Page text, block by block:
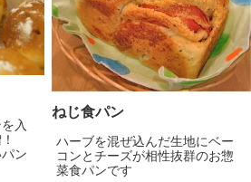
入
！
ン
ねじ食パン
ハーブを混ぜ込んだ生地にベー
コンとチーズが相性抜群のお惣
菜食パンです